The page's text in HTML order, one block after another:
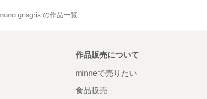
nuno.grisgris の作品一覧
作品販売について
minneで売りたい
食品販売